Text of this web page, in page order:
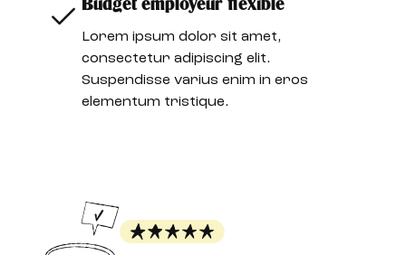
Budget employeur flexible
Lorem ipsum dolor sit amet,
consectetur adipiscing elit.
Suspendisse varius enim in eros
elementum tristique.